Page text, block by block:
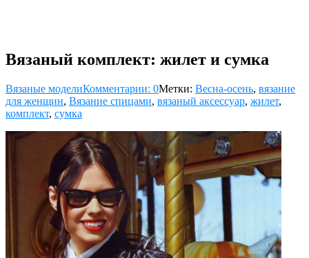
Вязаный комплект: жилет и сумка
Вязаные моделиКомментарии: 0Метки: Весна-осень, вязание
для женщин, Вязание спицами, вязаный аксессуар, жилет,
комплект, сумка